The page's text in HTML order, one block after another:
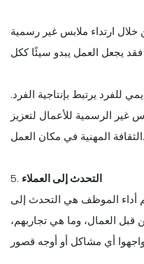
خلال ارتداء ملابس غير رسمية
للفرد يرتبط بإنتاجية الفرد.
غير الرسمية للأعمال لتعزيز
الثقافة المهنية في مكان العمل.
5. التحدث إلى العملاء
أداء الموظف هي التحدث إلى
قبل العمال، وما هي تجاربهم،